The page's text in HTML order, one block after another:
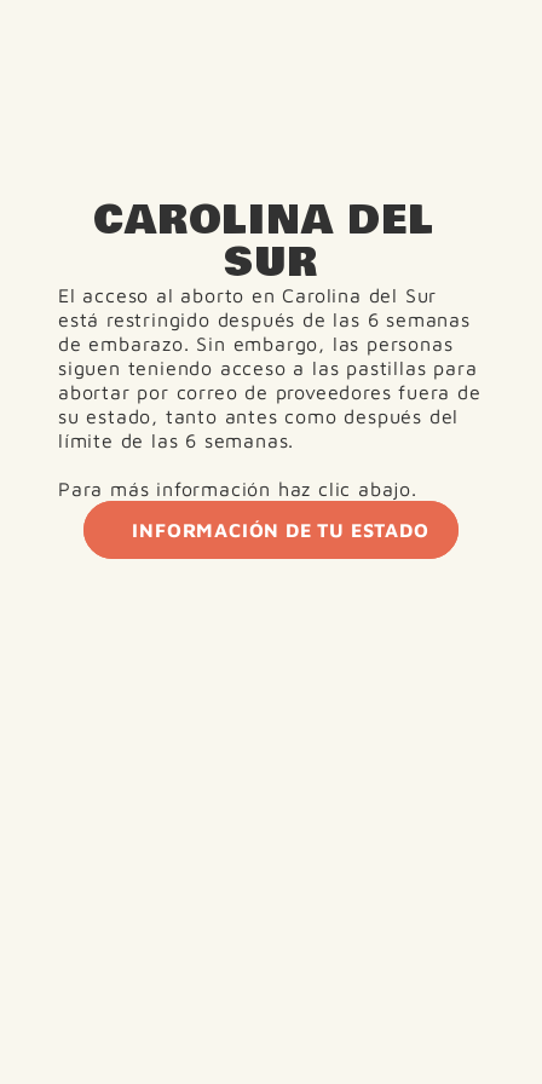
CAROLINA DEL
SUR
El acceso al aborto en Carolina del Sur
está restringido después de las 6 semanas
de embarazo. Sin embargo, las personas
siguen teniendo acceso a las pastillas para
abortar por correo de proveedores fuera de
su estado, tanto antes como después del
límite de las 6 semanas.
Para más información haz clic abajo.
INFORMACIÓN DE TU ESTADO